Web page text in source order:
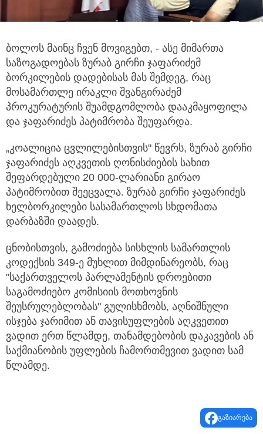
ბოლოს მაინც ჩვენ მოვიგებთ, - ასე მიმართა
საზოგადოებას ზურაბ გირჩი ჯაფარიძემ
ბორკილების დადებისას მას შემდეგ, რაც
მოსამართლე ირაკლი შვანგირაძემ
პროკურატურის შუამდგომლობა დააკმაყოფილა
და ჯაფარიძეს პატიმრობა შეუფარდა.
„კოალიცია ცვლილებისთვის" წევრს, ზურაბ გირჩი
ჯაფარიძეს აღკვეთის ღონისძიების სახით
შეფარდებული 20 000-ლარიანი გირაო
პატიმრობით შეეცვალა. ზურაბ გირჩი ჯაფარიძეს
ხელბორკილები სასამართლოს სხდომათა
დარბაზში დაადეს.
ცნობისთვის, გამოძიება სისხლის სამართლის
კოდექსის 349-ე მუხლით მიმდინარეობს, რაც
"საქართველოს პარლამენტის დროებითი
საგამოძიებო კომისიის მოთხოვნის
შეუსრულებლობას" გულისხმობს, აღნიშნული
ისჯება ჯარიმით ან თავისუფლების აღკვეთით
ვადით ერთ წლამდე, თანამდებობის დაკავების ან
საქმიანობის უფლების ჩამორთმევით ვადით სამ
წლამდე.
გაზიარება